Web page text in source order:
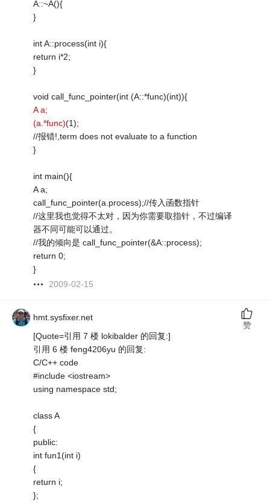
A::~A(){
}
int A::process(int i){
return i*2;
}
void call_func_pointer(int (A::*func)(int)){
A a;
(a.*func)(1);
//报错!,term does not evaluate to a function
}
int main(){
A a;
call_func_pointer(a.process);//传入函数指针
//这里我也觉得不太对，因为你需要取指针，不过编译
器不同可能可以通过。
//我的倾向是 call_func_pointer(&A::process);
return 0;
}
2009-02-15
hmt.sysfixer.net
[Quote=引用 7 楼 lokibalder 的回复:]
引用 6 楼 feng4206yu 的回复:
C/C++ code
#include <iostream>
using namespace std;
class A
{
public:
int fun1(int i)
{
return i;
};
赞